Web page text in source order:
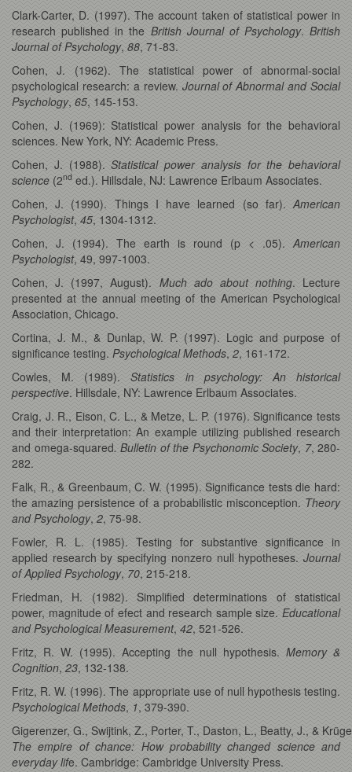
Clark-Carter, D. (1997). The account taken of statistical power in
research published in the British Journal of Psychology. British
Journal of Psychology, 88, 71-83.
Cohen, J. (1962). The statistical power of abnormal-social
psychological research: a review. Journal of Abnormal and Social
Psychology, 65, 145-153.
Cohen, J. (1969): Statistical power analysis for the behavioral
sciences. New York, NY: Academic Press.
Cohen, J. (1988).Statistical power analysis for the behavioral
science (2nd ed.). Hillsdale, NJ: Lawrence Erlbaum Associates.
Cohen, J. (1990). Things I have learned (so far). American
Psychologist, 45, 1304-1312.
Cohen, J. (1994). The earth is round (p < .05). American
Psychologist, 49, 997-1003.
Cohen, J. (1997, August). Much ado about nothing. Lecture
presented at the annual meeting of the American Psychological
Association, Chicago.
Cortina, J. M., & Dunlap, W. P. (1997). Logic and purpose of
significance testing. Psychological Methods, 2, 161-172.
Cowles, M. (1989).Statistics in psychology: An historical
perspective. Hillsdale, NY: Lawrence Erlbaum Associates.
Craig, J. R., Eison, C. L., & Metze, L. P. (1976). Significance tests
and their interpretation: An example utilizing published research
and omega-squared. Bulletin of the Psychonomic Society, 7, 280-
282.
Falk, R., & Greenbaum, C. W. (1995). Significance tests die hard:
the amazing persistence of a probabilistic misconception. Theory
and Psychology, 2, 75-98.
Fowler, R. L. (1985). Testing for substantive significance in
applied research by specifying nonzero null hypotheses. Journal
of Applied Psychology, 70, 215-218.
Friedman, H. (1982). Simplified determinations of statistical
power, magnitude of efect and research sample size. Educational
and Psychological Measurement, 42, 521-526.
Fritz, R. W. (1995). Accepting the null hypothesis. Memory &
Cognition, 23, 132-138.
Fritz, R. W. (1996). The appropriate use of null hypothesis testing.
Psychological Methods, 1, 379-390.
Gigerenzer, G., Swijtink, Z., Porter, T., Daston, L., Beatty, J., &
The empire of chance: How probability changed science and
everyday life. Cambridge: Cambridge University Press.